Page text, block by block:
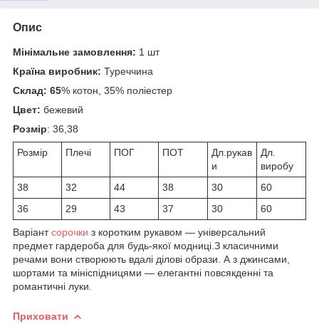
Опис
Мінімальне замовлення: 1 шт
Країна виробник: Туреччина
Склад: 65% котон, 35% поліестер
Цвет: бежевий
Розмір: 36,38
Розмір Плечі ПОГ ПОТ
Дл.рукав
и
Дл.
виробу
38
32 44 38 30
60
36
29 43 37 30 60
Варіантсорочки з коротким рукавом — універсальний
предмет гардероба для будь-якої модниці.З класичними
речами вони створюють вдалі ділові образи. А з джинсами,
шортами та мініспідницями — елегантні повсякденні та
романтичні луки.
Приховати